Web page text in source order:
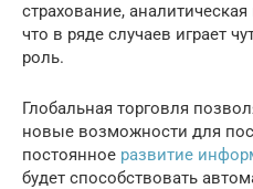
страхование,
что в ряде случаев играет
роль.
Глобальная торговля
новые возможности для
постоянное развитие
будет способствовать